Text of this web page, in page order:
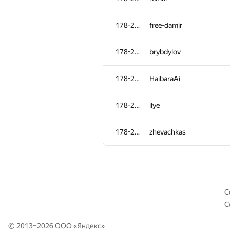
178-265 free-damir
178-265 brybdylov
178-265 HaibaraAi
178-265 ilye
178-265 zhevachkas
rsemscom
serega-trockiy
promistrio
franc
szalivako
© 2013–2026 ООО «Яндекс»